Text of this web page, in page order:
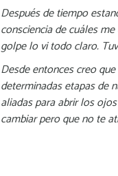
Después de tiempo
consciencia de cuáles
golpe lo vi todo claro.
Desde entonces creo
determinadas etapas de
aliadas para abrir los
cambiar pero que no te